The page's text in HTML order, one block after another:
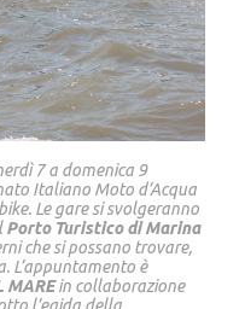
7 a domenica 9
Italiano Moto d’Acqua
Le gare si svolgeranno
Porto Turistico di Marina
che si possano trovare,
L’appuntamento è
MAREin collaborazione